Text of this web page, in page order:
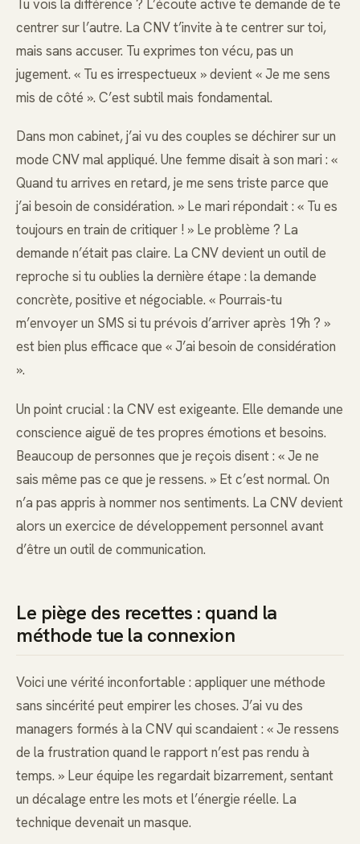
Tu vois la différence ? L’écoute active te demande de te
centrer sur l’autre. La CNV t’invite à te centrer sur toi,
mais sans accuser. Tu exprimes ton vécu, pas un
jugement. « Tu es irrespectueux » devient « Je me sens
mis de côté ». C’est subtil mais fondamental.
Dans mon cabinet, j’ai vu des couples se déchirer sur un
mode CNV mal appliqué. Une femme disait à son mari : «
Quand tu arrives en retard, je me sens triste parce que
j’ai besoin de considération. » Le mari répondait : « Tu es
toujours en train de critiquer ! » Le problème ? La
demande n’était pas claire. La CNV devient un outil de
reproche si tu oublies la dernière étape : la demande
concrète, positive et négociable. « Pourrais-tu
m’envoyer un SMS si tu prévois d’arriver après 19h ? »
est bien plus efficace que « J’ai besoin de considération
».
Un point crucial : la CNV est exigeante. Elle demande une
conscience aiguë de tes propres émotions et besoins.
Beaucoup de personnes que je reçois disent : « Je ne
sais même pas ce que je ressens. » Et c’est normal. On
n’a pas appris à nommer nos sentiments. La CNV devient
alors un exercice de développement personnel avant
d’être un outil de communication.
Le piège des recettes : quand la
méthode tue la connexion
Voici une vérité inconfortable : appliquer une méthode
sans sincérité peut empirer les choses. J’ai vu des
managers formés à la CNV qui scandaient : « Je ressens
de la frustration quand le rapport n’est pas rendu à
temps. » Leur équipe les regardait bizarrement, sentant
un décalage entre les mots et l’énergie réelle. La
technique devenait un masque.